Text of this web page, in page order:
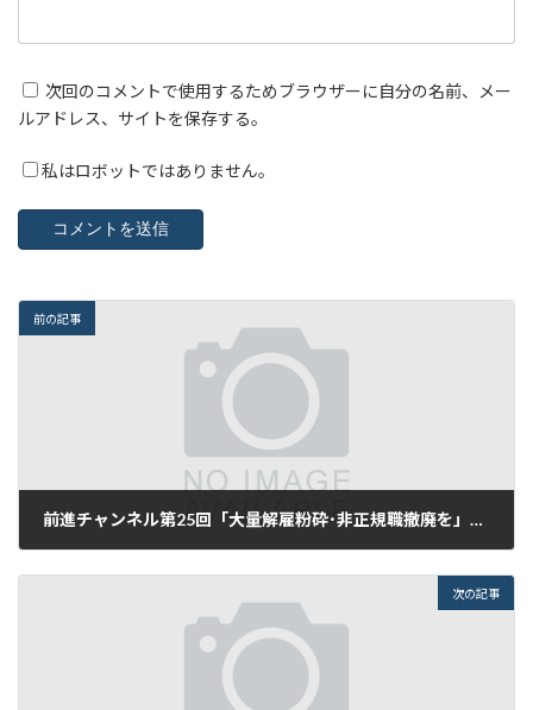
次回のコメントで使用するためブラウザーに自分の名前、メー
ルアドレス、サイトを保存する。
私はロボットではありません。
前の記事
前進チャンネル第25回「大量解雇粉砕･非正規職撤廃を」第2872号（８月31日付）
次の記事